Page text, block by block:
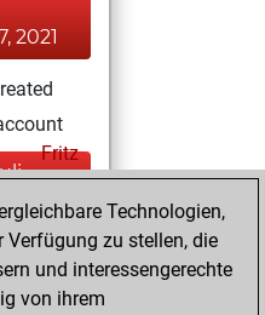
2021
Fritz
117
Play
Technologien,
zu stellen, die
und interessengerechte
von ihrem